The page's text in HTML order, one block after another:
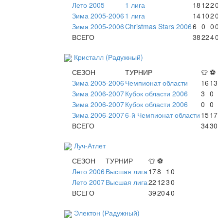
Лето 2005
1 лига 18 1220
Зима 2005-2006 1 лига 141020
Зима 2005-2006Christmas Stars 20066 0 00
ВСЕГО
382240
Кристалл (Радужный)
СЕЗОН
ТУРНИР 👕 ⚽
Зима 2005-2006 Чемпионат области 16 13
Зима 2006-2007Кубок области 2006 3 0
Зима 2006-2007Кубок области 2006 0 0
Зима 2006-20076-й Чемпионат области 1517
ВСЕГО
3430
Луч-Атлет
СЕЗОН
ТУРНИР 👕 ⚽
Лето 2006 Высшая лига178 1 0
Лето 2007Высшая лига22 1230
ВСЕГО
392040
Электон (Радужный)